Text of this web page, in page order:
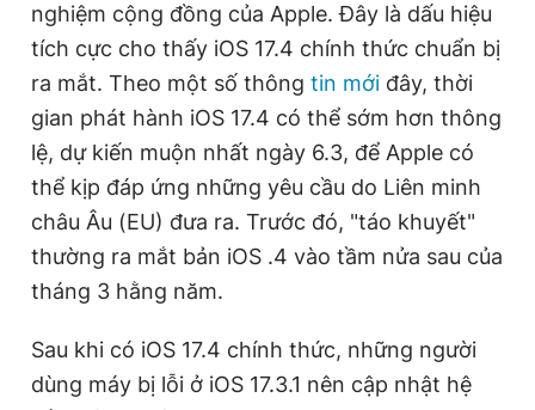
nghiệm cộng đồng của Apple. Đây là dấu hiệu
tích cực cho thấy iOS 17.4 chính thức chuẩn bị
ra mắt. Theo một số thông tin mới đây, thời
gian phát hành iOS 17.4 có thể sớm hơn thông
lệ, dự kiến muộn nhất ngày 6.3, để Apple có
thể kịp đáp ứng những yêu cầu do Liên minh
châu Âu (EU) đưa ra. Trước đó, "táo khuyết"
thường ra mắt bản iOS .4 vào tầm nửa sau của
tháng 3 hằng năm.
Sau khi có iOS 17.4 chính thức, những người
dùng máy bị lỗi ở iOS 17.3.1 nên cập nhật hệ